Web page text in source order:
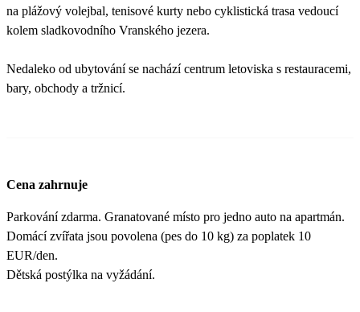
na plážový volejbal, tenisové kurty nebo cyklistická trasa vedoucí
kolem sladkovodního Vranského jezera.
Nedaleko od ubytování se nachází centrum letoviska s restauracemi,
bary, obchody a tržnicí.
Cena zahrnuje
Parkování zdarma. Granatované místo pro jedno auto na apartmán.
Domácí zvířata jsou povolena (pes do 10 kg) za poplatek 10
EUR/den.
Dětská postýlka na vyžádání.